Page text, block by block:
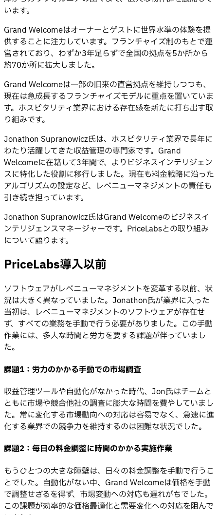
います。
Grand Welcomeはオーナーとゲストに世界水準の体験を提
供することに注力しています。フランチャイズ制のもとで運
営されており、わずか3年足らずで全国の拠点を5か所から
約70か所に拡大しました。
Grand Welcomeは一部の旧来の直営拠点を維持しつつも、
現在は急成長するフランチャイズモデルに重点を置いていま
す。ホスピタリティ業界における存在感を新たに打ち出す取
り組みです。
Jonathon Supranowicz氏は、ホスピタリティ業界で長年に
わたり活躍してきた収益管理の専門家です。Grand
Welcomeに在籍して3年間で、よりビジネスインテリジェン
スに特化した役割に移行しました。現在も料金戦略に沿った
アルゴリズムの設定など、レベニューマネジメントの責任も
引き続き担っています。
Jonathon Supranowicz氏はGrand Welcomeのビジネスイ
ンテリジェンスマネージャーです。PriceLabsとの取り組み
について語ります。
PriceLabs導入以前
ソフトウェアがレベニューマネジメントを変革する以前、状
況は大きく異なっていました。Jonathon氏が業界に入った
当初は、レベニューマネジメントのソフトウェアが存在せ
ず、すべての業務を手動で行う必要がありました。この手動
作業には、多大な時間と労力を要する課題が伴っていまし
た。
課題1： 労力のかかる手動での市場調査
収益管理ツールや自動化がなかった時代、Jon氏はチームと
ともに市場や競合他社の調査に膨大な時間を費やしていまし
た。常に変化する市場動向への対応は容易でなく、急速に進
化する業界での競争力を維持するのは困難な状況でした。
課題2： 毎日の料金調整に時間のかかる実施作業
もうひとつの大きな障壁は、日々の料金調整を手動で行うこ
とでした。自動化がない中、Grand Welcomeは価格を手動
で調整せざるを得ず、市場変動への対応も遅れがちでした。
この課題が効率的な価格最適化と需要変化への対応を阻んで